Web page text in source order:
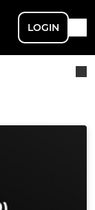
LOGIN